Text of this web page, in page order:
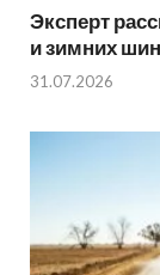
Эксперт
и зимних шин
31.07.2026